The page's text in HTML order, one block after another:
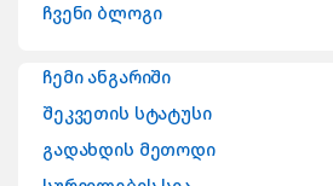
ჩვენი ბლოგი
ჩემი ანგარიში
შეკვეთის სტატუსი
გადახდის მეთოდი